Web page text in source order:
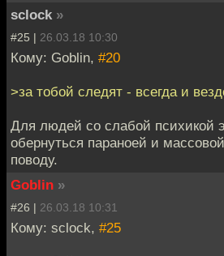
sclock »
#25 | 26.03.18 10:30
Кому: Goblin, #20
>за тобой следят - всегда и
Для людей со слабой психикой
обернуться параноей и
поводу.
Goblin »
#26 | 26.03.18 10:31
Кому: sclock, #25